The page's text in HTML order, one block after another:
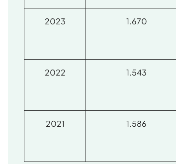
2023
1.670
2022
1.543
2021
1.586